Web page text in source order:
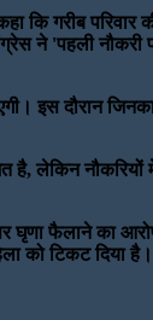
कि गरीब
ने 'पहली नौकरी
इस दौरान जिनका
है, लेकिन
फैलाने का
को टिकट दिया